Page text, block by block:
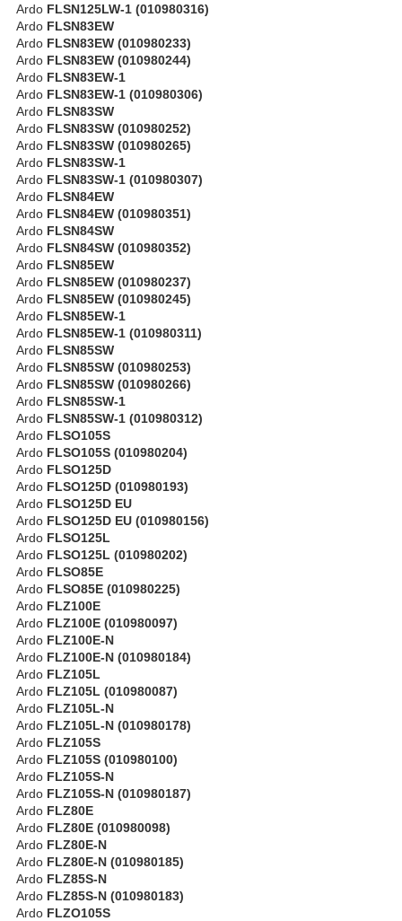
Ardo FLSN125LW-1 (010980316)
Ardo FLSN83EW
Ardo FLSN83EW (010980233)
Ardo FLSN83EW (010980244)
Ardo FLSN83EW-1
Ardo FLSN83EW-1 (010980306)
Ardo FLSN83SW
Ardo FLSN83SW (010980252)
Ardo FLSN83SW (010980265)
Ardo FLSN83SW-1
Ardo FLSN83SW-1 (010980307)
Ardo FLSN84EW
Ardo FLSN84EW (010980351)
Ardo FLSN84SW
Ardo FLSN84SW (010980352)
Ardo FLSN85EW
Ardo FLSN85EW (010980237)
Ardo FLSN85EW (010980245)
Ardo FLSN85EW-1
Ardo FLSN85EW-1 (010980311)
Ardo FLSN85SW
Ardo FLSN85SW (010980253)
Ardo FLSN85SW (010980266)
Ardo FLSN85SW-1
Ardo FLSN85SW-1 (010980312)
Ardo FLSO105S
Ardo FLSO105S (010980204)
Ardo FLSO125D
Ardo FLSO125D (010980193)
Ardo FLSO125D EU
Ardo FLSO125D EU (010980156)
Ardo FLSO125L
Ardo FLSO125L (010980202)
Ardo FLSO85E
Ardo FLSO85E (010980225)
Ardo FLZ100E
Ardo FLZ100E (010980097)
Ardo FLZ100E-N
Ardo FLZ100E-N (010980184)
Ardo FLZ105L
Ardo FLZ105L (010980087)
Ardo FLZ105L-N
Ardo FLZ105L-N (010980178)
Ardo FLZ105S
Ardo FLZ105S (010980100)
Ardo FLZ105S-N
Ardo FLZ105S-N (010980187)
Ardo FLZ80E
Ardo FLZ80E (010980098)
Ardo FLZ80E-N
Ardo FLZ80E-N (010980185)
Ardo FLZ85S-N
Ardo FLZ85S-N (010980183)
Ardo FLZO105S